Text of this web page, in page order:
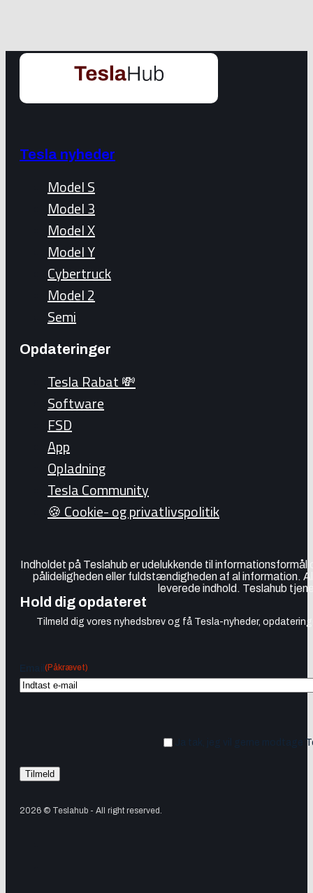
Tesla nyheder
Model S
Model 3
Model X
Model Y
Cybertruck
Model 2
Semi
Opdateringer
Tesla Rabat 💸
Software
FSD
App
Opladning
Tesla Community
🍪 Cookie- og privatlivspolitik
Indholdet på Teslahub er udelukkende til
pålideligheden eller fuldstændigheden af al information.
leverede indhold. Teslahub
Hold dig opdateret
Tilmeld dig vores nyhedsbrev og få Tesla-nyheder,
(Påkrævet)
Ja tak, jeg vil gerne modtage
2026 © Teslahub - All right reserved.